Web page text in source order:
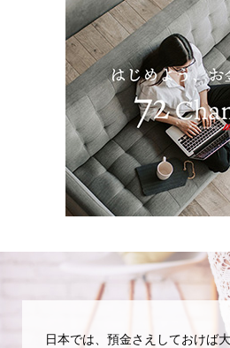
日本では、預金さえしておけば